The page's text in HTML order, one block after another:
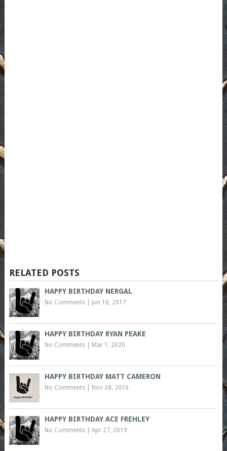
RELATED POSTS
HAPPY BIRTHDAY NERGAL
No Comments| Jun 10, 2017
HAPPY BIRTHDAY RYAN PEAKE
No Comments| Mar 1, 2020
HAPPY BIRTHDAY MATT CAMERON
No Comments| Nov 28, 2016
HAPPY BIRTHDAY ACE FREHLEY
No Comments| Apr 27, 2019